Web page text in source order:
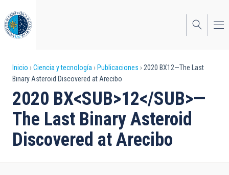
al
contenido
principal
Sobrescribir
enlaces
de
ayuda
a
Inicio Ciencia y tecnología Publicaciones
2020 BX12—The Last
Binary Asteroid Discovered at Arecibo
2020 BX<SUB>12</SUB>—
The Last Binary Asteroid
Discovered at Arecibo